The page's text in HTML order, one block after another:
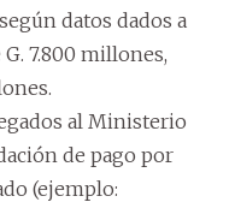
datos dados a
7.800 millones,
al Ministerio
de pago por
(ejemplo: